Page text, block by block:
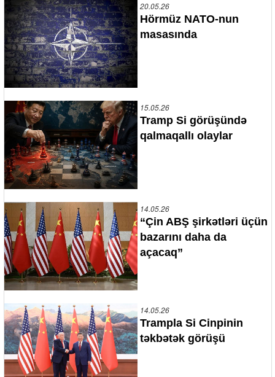
20.05.26
Hörmüz NATO-nun
masasında
15.05.26
Tramp Si görüşündə
qalmaqallı olaylar
14.05.26
“Çin ABŞ şirkətləri üçün
bazarını daha da
açacaq”
14.05.26
Trampla Si Cinpinin
təkbətək görüşü